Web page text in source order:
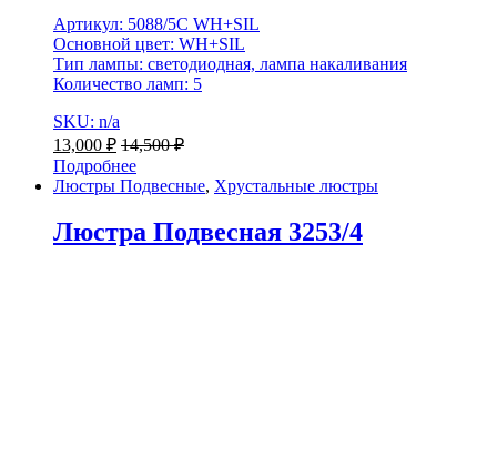
Артикул: 5088/5C WH+SIL
Основной цвет: WH+SIL
Тип лампы: светодиодная, лампа накаливания
Количество ламп: 5
SKU: n/a
13,000 ₽ 14,500₽
Подробнее
Люстры Подвесные, Хрустальные люстры
Люстра Подвесная 3253/4